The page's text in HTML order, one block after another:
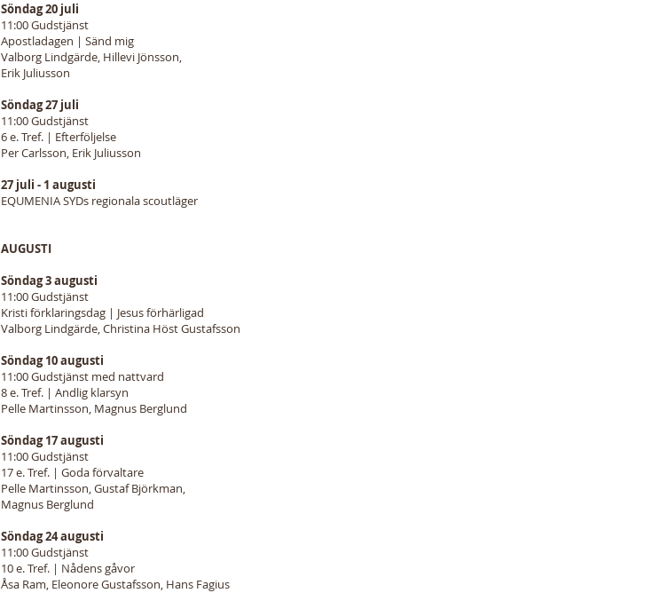
Söndag 20 juli
11:00 Gudstjänst
Apostladagen | Sänd mig
Valborg Lindgärde, Hillevi Jönsson,
Erik Juliusson
Söndag 27 juli
11:00 Gudstjänst
6 e. Tref. | Efterföljelse
Per Carlsson, Erik Juliusson
27 juli - 1 augusti
EQUMENIA SYDs regionala scoutläger
AUGUSTI
Söndag 3 augusti
11:00 Gudstjänst
Kristi förklaringsdag | Jesus förhärligad
Valborg Lindgärde, Christina Höst Gustafsson
Söndag 10 augusti
11:00 Gudstjänst med nattvard
8 e. Tref. | Andlig klarsyn
Pelle Martinsson, Magnus Berglund
Söndag 17 augusti
11:00 Gudstjänst
17 e. Tref. | Goda förvaltare
Pelle Martinsson, Gustaf Björkman,
Magnus Berglund
Söndag 24 augusti
11:00 Gudstjänst
10 e. Tref. | Nådens gåvor
Åsa Ram, Eleonore Gustafsson, Hans Fagius